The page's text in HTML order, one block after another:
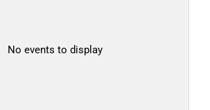
No events to display